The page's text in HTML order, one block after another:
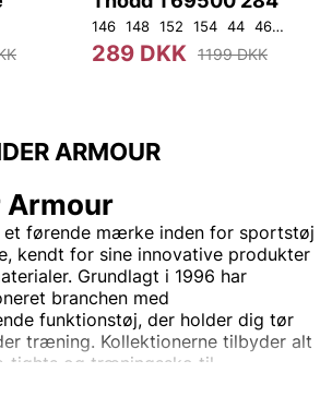
146 148 152 154 44 46 48
289 DKK 1199 DKK
ARMOUR
Armour
et førende mærke inden for sportstøj
kendt for sine innovative produkter
Grundlagt i 1996 har
branchen med
funktionstøj, der holder dig tør
træning. Kollektionerne tilbyder alt
tights og træningssko til
designet til at forbedre din